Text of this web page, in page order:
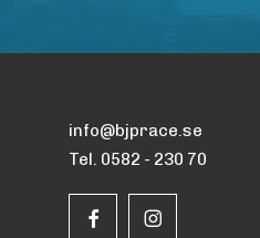
info@bjprace.se
Tel. 0582 - 230 70